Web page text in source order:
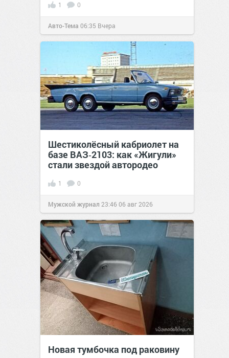
1 0
Авто-Тема 06:35 Вчера
Шестиколёсный кабриолет на
базе ВАЗ‑2103: как «Жигули»
стали звездой автородео
1 0
Мужской журнал 23:4606 авг 2026
Новая тумбочка под раковину